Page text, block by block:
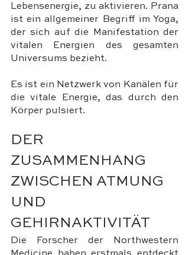
Lebensenergie, zu aktivieren. Prana
ist ein allgemeiner Begriff im Yoga,
der sich auf die Manifestation der
vitalen Energien des gesamten
Universums bezieht.
Es ist ein Netzwerk von Kanälen für
die vitale Energie, das durch den
Körper pulsiert.
DER
ZUSAMMENHANG
ZWISCHEN ATMUNG
UND
GEHIRNAKTIVITÄT
Die Forscher der Northwestern